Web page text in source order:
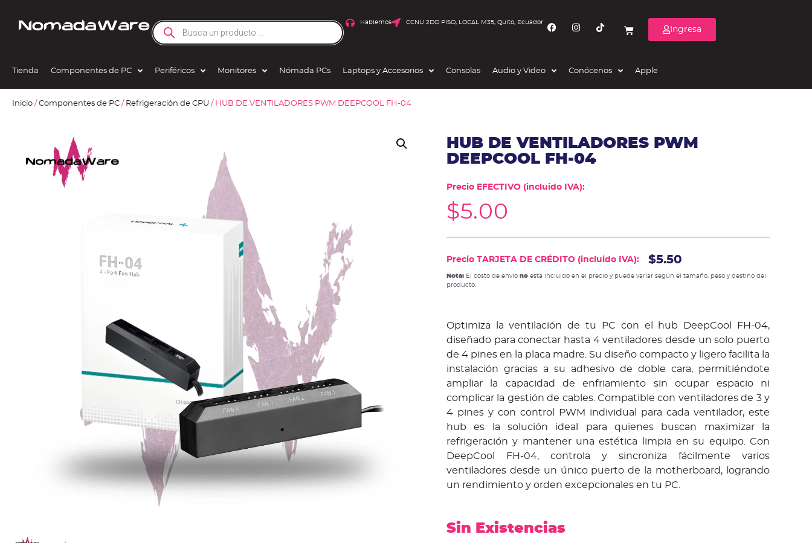
Hablemos CCNU 2DO PISO, LOCAL M35, Quito, Ecuador
Ingresa
Tienda Componentes de PC Periféricos Monitores Nómada PCs Laptops y Accesorios Consolas Audio y Video Conócenos Apple
Inicio / Componentes de PC / Refrigeración de CPU / HUB DE VENTILADORES PWM DEEPCOOL FH-04
HUB DE VENTILADORES PWM
DEEPCOOL FH-04
Precio EFECTIVO (incluido IVA):
$5.00
Precio TARJETA DE CRÉDITO (incluido IVA): $5.50
Nota:El costo de envío noestá incluido en el precio y puede variar según el tamaño, peso y destino del
producto.
Optimiza la ventilación de tu PC con el hub DeepCool FH-04,
diseñado para conectar hasta 4 ventiladores desde un solo puerto
de 4 pines en la placa madre. Su diseño compacto y ligero facilita la
instalación gracias a su adhesivo de doble cara, permitiéndote
ampliar la capacidad de enfriamiento sin ocupar espacio ni
complicar la gestión de cables. Compatible con ventiladores de 3 y
4 pines y con control PWM individual para cada ventilador, este
hub es la solución ideal para quienes buscan maximizar la
refrigeración y mantener una estética limpia en su equipo. Con
DeepCool FH-04, controla y sincroniza fácilmente varios
ventiladores desde un único puerto de la motherboard, logrando
un rendimiento y orden excepcionales en tu PC.
Sin Existencias